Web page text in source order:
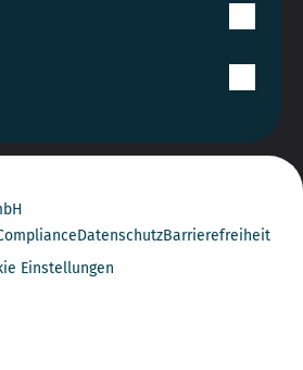
DatenschutzBarrierefreiheit
Einstellungen